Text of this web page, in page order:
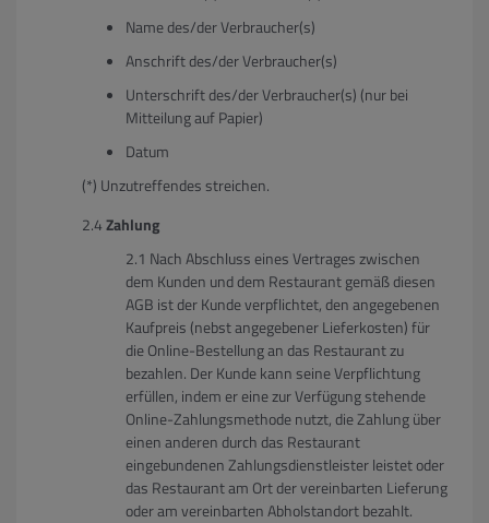
Name des/der Verbraucher(s)
Anschrift des/der Verbraucher(s)
Unterschrift des/der Verbraucher(s) (nur bei
Mitteilung auf Papier)
Datum
(*) Unzutreffendes streichen.
Zahlung
Nach Abschluss eines Vertrages zwischen
dem Kunden und dem Restaurant gemäß diesen
AGB ist der Kunde verpflichtet, den angegebenen
Kaufpreis (nebst angegebener Lieferkosten) für
die Online-Bestellung an das Restaurant zu
bezahlen. Der Kunde kann seine Verpflichtung
erfüllen, indem er eine zur Verfügung stehende
Online-Zahlungsmethode nutzt, die Zahlung über
einen anderen durch das Restaurant
eingebundenen Zahlungsdienstleister leistet oder
das Restaurant am Ort der vereinbarten Lieferung
oder am vereinbarten Abholstandort bezahlt.